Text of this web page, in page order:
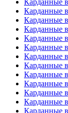
Карданные
Карданные
Карданные
Карданные
Карданные
Карданные
Карданные
Карданные
Карданные
Карданные
Карданные
Карданные
Карданные